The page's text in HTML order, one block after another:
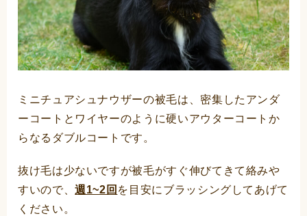
ミニチュアシュナウザーの被毛は、密集したアンダ
ーコートとワイヤーのように硬いアウターコートか
らなるダブルコートです。
抜け毛は少ないですが被毛がすぐ伸びてきて絡みや
すいので、週1~2回 を目安にブラッシングしてあげて
ください。